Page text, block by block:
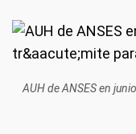
AUH de ANSES en